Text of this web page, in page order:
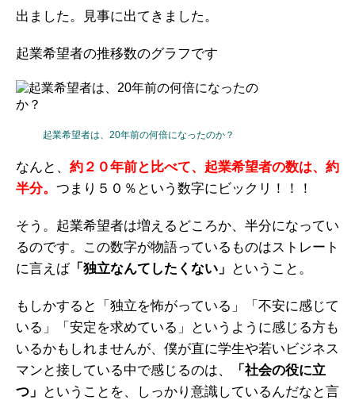
出ました。見事に出てきました。
起業希望者の推移数のグラフです
起業希望者は、20年前の何倍になったのか？
なんと、 約２０年前と比べて、起業希望者の数は、約
半分。 つまり５０％という数字にビックリ！！！
そう。起業希望者は増えるどころか、半分になってい
るのです。この数字が物語っているものはストレート
に言えば「独立なんてしたくない」 ということ。
もしかすると「独立を怖がっている」「不安に感じて
いる」「安定を求めている」というように感じる方も
いるかもしれませんが、僕が直に学生や若いビジネス
マンと接している中で感じるのは、
「社会の役に立
つ」
ということを、しっかり意識しているんだなと言